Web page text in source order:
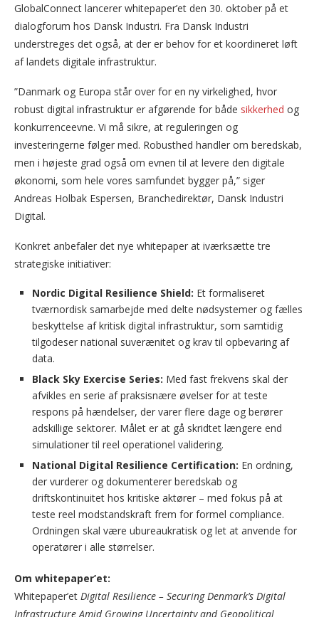
GlobalConnect lancerer whitepaper’et den 30. oktober på et
dialogforum hos Dansk Industri. Fra Dansk Industri
understreges det også, at der er behov for et koordineret løft
af landets digitale infrastruktur.
”Danmark og Europa står over for en ny virkelighed, hvor
robust digital infrastruktur er afgørende for både sikkerhed og
konkurrenceevne. Vi må sikre, at reguleringen og
investeringerne følger med. Robusthed handler om beredskab,
men i højeste grad også om evnen til at levere den digitale
økonomi, som hele vores samfundet bygger på,” siger
Andreas Holbak Espersen, Branchedirektør, Dansk Industri
Digital.
Konkret anbefaler det nye whitepaper at iværksætte tre
strategiske initiativer:
Nordic Digital Resilience Shield: Et formaliseret
tværnordisk samarbejde med delte nødsystemer og fælles
beskyttelse af kritisk digital infrastruktur, som samtidig
tilgodeser national suverænitet og krav til opbevaring af
data.
Black Sky Exercise Series: Med fast frekvens skal der
afvikles en serie af praksisnære øvelser for at teste
respons på hændelser, der varer flere dage og berører
adskillige sektorer. Målet er at gå skridtet længere end
simulationer til reel operationel validering.
National Digital Resilience Certification: En ordning,
der vurderer og dokumenterer beredskab og
driftskontinuitet hos kritiske aktører – med fokus på at
teste reel modstandskraft frem for formel compliance.
Ordningen skal være ubureaukratisk og let at anvende for
operatører i alle størrelser.
Om whitepaper’et:
Whitepaper’et Digital Resilience – Securing Denmark’s Digital
Infrastructure Amid Growing Uncertainty and Geopolitical